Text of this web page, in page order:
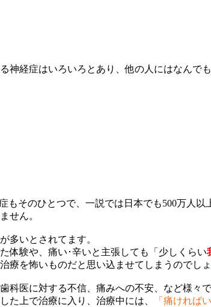
経症はいろいろとあり、他の人にはなんで
もそのひとつで、一説では日本でも500万人
せん。
多いとされてます。
体験や、痛い･辛いと主張しても「少しくらい
を怖いものだと思い込ませてしまうのでしょ
医に対する不信、痛みへの不安、など様々
た上で治療に入り、治療中には、 「痛ければ